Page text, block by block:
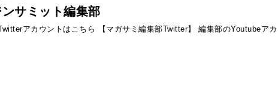
サミット編集部
アカウントはこちら 【マガサミ編集部Twitter】 編集部のYoutubeア